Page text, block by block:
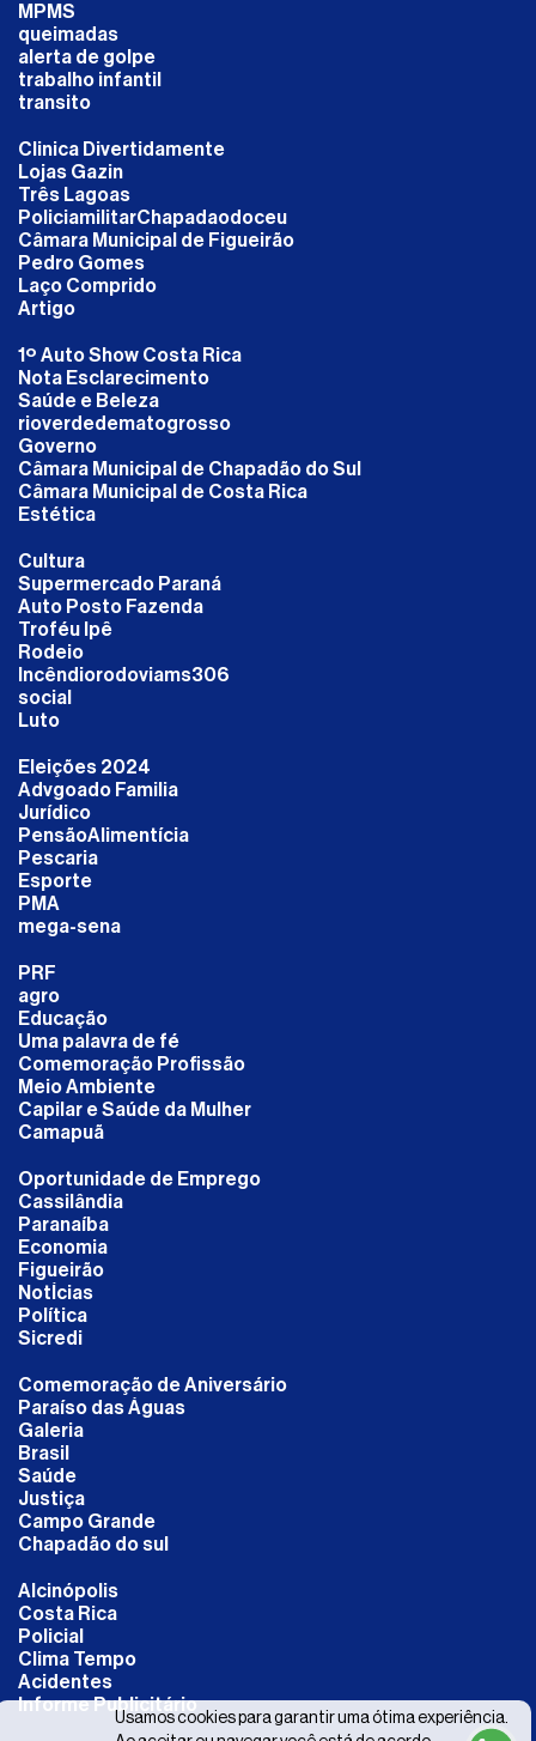
MPMS
queimadas
alerta de golpe
trabalho infantil
transito
Clinica Divertidamente
Lojas Gazin
Três Lagoas
PoliciamilitarChapadaodoceu
Câmara Municipal de Figueirão
Pedro Gomes
Laço Comprido
Artigo
1º Auto Show Costa Rica
Nota Esclarecimento
Saúde e Beleza
rioverdedematogrosso
Governo
Câmara Municipal de Chapadão do Sul
Câmara Municipal de Costa Rica
Estética
Cultura
Supermercado Paraná
Auto Posto Fazenda
Troféu Ipê
Rodeio
Incêndiorodoviams306
social
Luto
Eleições 2024
Advgoado Familia
Jurídico
PensãoAlimentícia
Pescaria
Esporte
PMA
mega-sena
PRF
agro
Educação
Uma palavra de fé
Comemoração Profissão
Meio Ambiente
Capilar e Saúde da Mulher
Camapuã
Oportunidade de Emprego
Cassilândia
Paranaíba
Economia
Figueirão
NotÍcias
Política
Sicredi
Comemoração de Aniversário
Paraíso das Águas
Galeria
Brasil
Saúde
Justiça
Campo Grande
Chapadão do sul
Alcinópolis
Costa Rica
Policial
Clima Tempo
Acidentes
Informe Publicitário
Usamos cookies para garantir uma ótima experiência.